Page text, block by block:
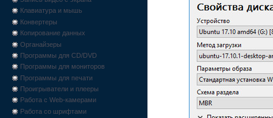
Клавиатура и мышь
Конвертеры
Копирование данных
Органайзеры
Программы для CD/DVD
Программы для мониторов
Программы для печати
Проигрыватели и плееры
Работа с Web-камерами
Работа со шрифтами